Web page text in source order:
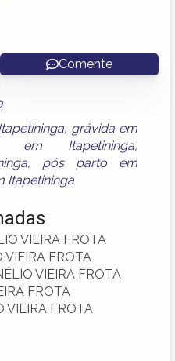
Comente
, grávida em
em Itapetininga,
, pós parto em
Itapetininga
VIEIRA FROTA
VIEIRA FROTA
VIEIRA FROTA
FROTA
VIEIRA FROTA